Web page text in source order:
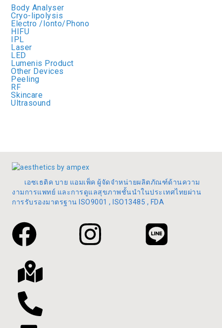
Body Analyser
Cryo-lipolysis
Electro /Ionto/Phono
HIFU
IPL
Laser
LED
Lumenis Product
Other Devices
Peeling
RF
Skincare
Ultrasound
เอซเธติค บาย แอมเพ็ค ผู้จัดจำหน่ายผลิตภัณฑ์ด้านความ
งามการแพทย์ และการดูแลสุขภาพชั้นนำในประเทศไทยผ่าน
การรับรองมาตรฐาน ISO9001 , ISO13485 , FDA